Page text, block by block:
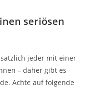
seriösen
jeder mit einer
– daher gibt es
Achte auf folgende